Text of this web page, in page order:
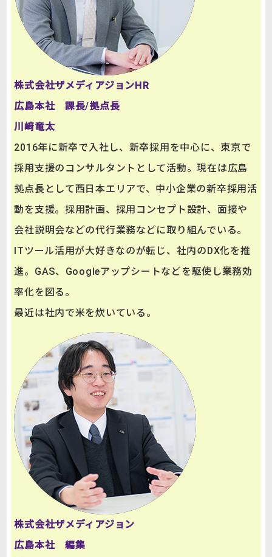
株式会社ザメディアジョンHR
広島本社 課長/拠点長
川﨑竜太
2016年に新卒で入社し、新卒採用を中心に、東京で
採用支援のコンサルタントとして活動。現在は広島
拠点長として西日本エリアで、中小企業の新卒採用活
動を支援。採用計画、採用コンセプト設計、面接や
会社説明会などの代行業務などに取り組んでいる。
ITツール活用が大好きなのが転じ、社内のDX化を推
進。GAS、Googleアップシートなどを駆使し業務効
率化を図る。
最近は社内で米を炊いている。
株式会社ザメディアジョン
広島本社 編集